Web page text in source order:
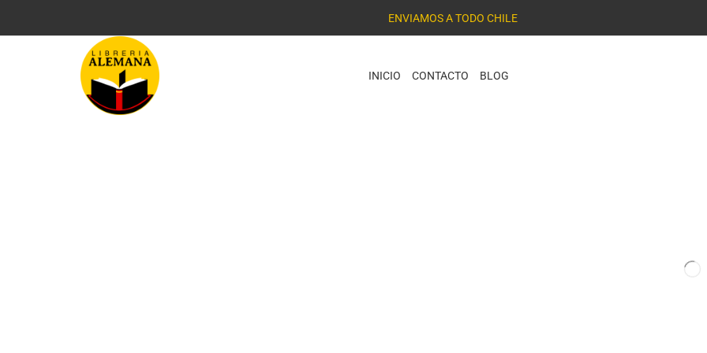
ENVIAMOS A TODO CHILE
INICIO CONTACTO BLOG